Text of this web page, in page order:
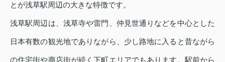
とが浅草駅周辺の大きな特徴です。
浅草駅周辺は、浅草寺や雷門、仲見世通りなどを中心とした
日本有数の観光地でありながら、少し路地に入ると昔ながら
の住宅街や商店街が続く下町エリアでもあります。駅前から